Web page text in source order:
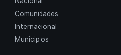
Comunidades
Internacional
Municipios